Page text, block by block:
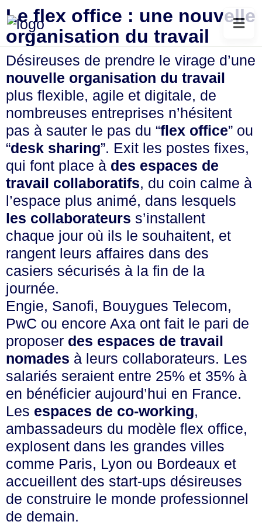
Le flex office : une nouvelle
organisation du travail
Désireuses de prendre le virage d’une
nouvelle organisation du travail
plus flexible, agile et digitale, de
nombreuses entreprises n’hésitent
pas à sauter le pas du “flex office” ou
“desk sharing”. Exit les postes fixes,
qui font place à des espaces de
travail collaboratifs, du coin calme à
l’espace plus animé, dans lesquels
les collaborateurs s’installent
chaque jour où ils le souhaitent, et
rangent leurs affaires dans des
casiers sécurisés à la fin de la
journée.
Engie, Sanofi, Bouygues Telecom,
PwC ou encore Axa ont fait le pari de
proposer des espaces de travail
nomades à leurs collaborateurs. Les
salariés seraient entre 25% et 35% à
en bénéficier aujourd’hui en France.
Les espaces de co-working,
ambassadeurs du modèle flex office,
explosent dans les grandes villes
comme Paris, Lyon ou Bordeaux et
accueillent des start-ups désireuses
de construire le monde professionnel
de demain.